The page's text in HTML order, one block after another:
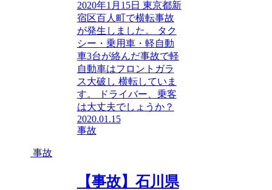
2020年1月15日 東京都新
宿区百人町で横転事故
が発生しました。 タク
シー・乗用車・軽自動
車3台が絡んだ事故で軽
自動車はフロントガラ
ス大破し 横転していま
す。 ドライバー、乗客
は大丈夫でしょうか？
2020.01.15
事故
事故
【事故】石川県